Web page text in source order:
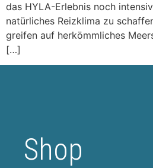
das HYLA-Erlebnis noch
natürliches Reizklima zu
greifen auf herkömmliches
[…]
Shop